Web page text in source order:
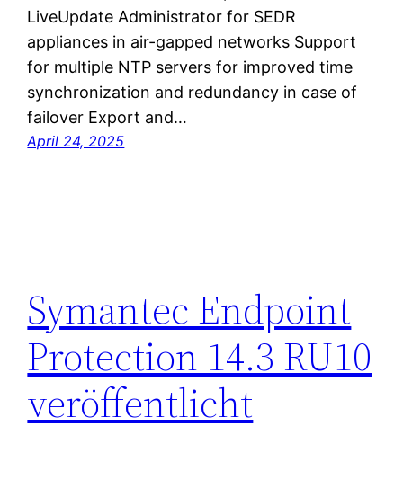
LiveUpdate Administrator for SEDR
appliances in air-gapped networks Support
for multiple NTP servers for improved time
synchronization and redundancy in case of
failover Export and…
April 24, 2025
Symantec Endpoint
Protection 14.3 RU10
veröffentlicht